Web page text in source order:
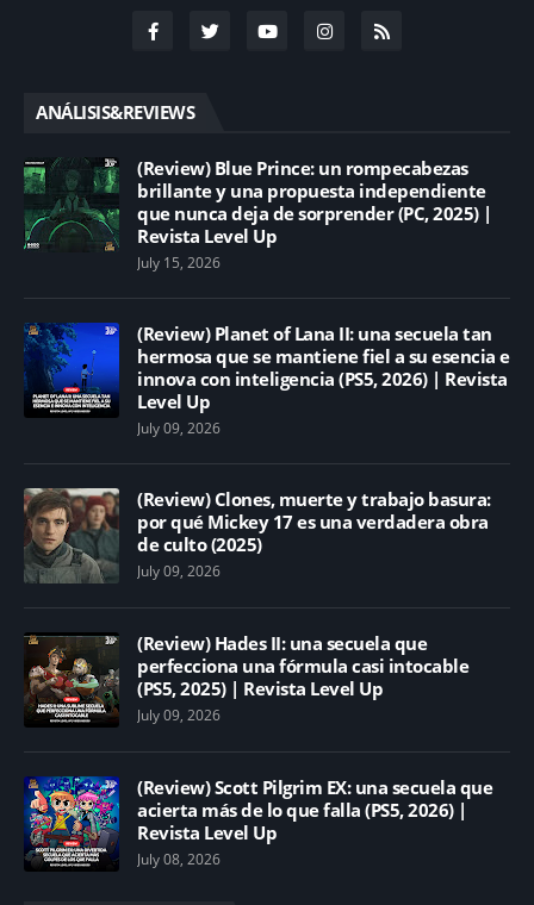
ANÁLISIS&REVIEWS
(Review) Blue Prince: un rompecabezas
brillante y una propuesta independiente
que nunca deja de sorprender (PC, 2025) |
Revista Level Up
July 15, 2026
(Review) Planet of Lana II: una secuela tan
hermosa que se mantiene fiel a su esencia e
innova con inteligencia (PS5, 2026) | Revista
Level Up
July 09, 2026
(Review) Clones, muerte y trabajo basura:
por qué Mickey 17 es una verdadera obra
de culto (2025)
July 09, 2026
(Review) Hades II: una secuela que
perfecciona una fórmula casi intocable
(PS5, 2025) | Revista Level Up
July 09, 2026
(Review) Scott Pilgrim EX: una secuela que
acierta más de lo que falla (PS5, 2026) |
Revista Level Up
July 08, 2026